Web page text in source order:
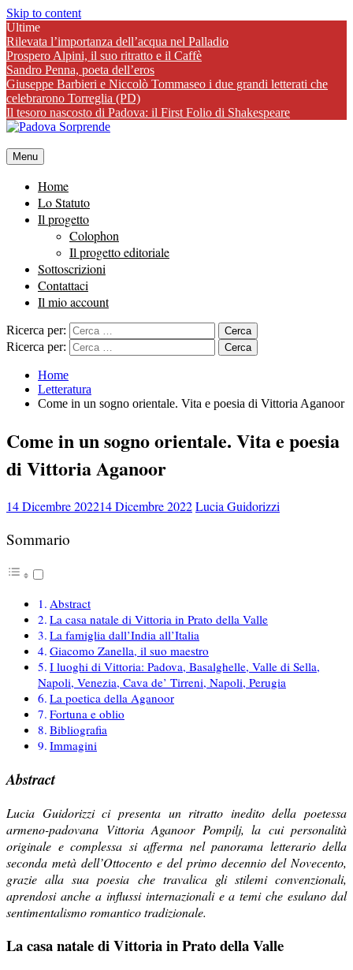
Skip to content
Ultime
Rilevata l’importanza dell’acqua nel Palladio
Prospero Alpini, il suo ritratto e il Caffè
Sandro Penna, poeta dell’eros
Giuseppe Barbieri e Niccolò Tommaseo i due grandi letterati che
celebrarono Torreglia (PD)
Il tesoro nascosto di Padova: il First Folio di Shakespeare
Menu
Home
Lo Statuto
Il progetto
Colophon
Il progetto editoriale
Sottoscrizioni
Contattaci
Il mio account
Ricerca per:
Ricerca per:
Home
Letteratura
Come in un sogno orientale. Vita e poesia di Vittoria Aganoor
Come in un sogno orientale. Vita e poesia
di Vittoria Aganoor
14 Dicembre 202214 Dicembre 2022Lucia Guidorizzi
Sommario
Abstract
La casa natale di Vittoria in Prato della Valle
La famiglia dall’India all’Italia
Giacomo Zanella, il suo maestro
I luoghi di Vittoria: Padova, Basalghelle, Valle di Sella,
Napoli, Venezia, Cava de’ Tirreni, Napoli, Perugia
La poetica della Aganoor
Fortuna e oblio
Bibliografia
Immagini
Abstract
Lucia Guidorizzi ci presenta un ritratto inedito della poetessa
armeno-padovana Vittoria Aganoor Pompilj, la cui personalità
originale e complessa si afferma nel panorama letterario della
seconda metà dell’Ottocento e del primo decennio del Novecento,
grazie alla sua poesia che travalica gli stilemi convenzionali,
aprendosi anche a influssi internazionali e a temi che esulano dal
sentimentalismo romantico tradizionale.
La casa natale di Vittoria in Prato della Valle